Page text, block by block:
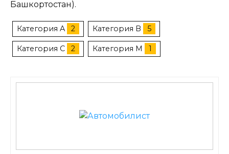
Башкортостан).
Категория A 2 Категория B 5
Категория C 2 Категория M 1